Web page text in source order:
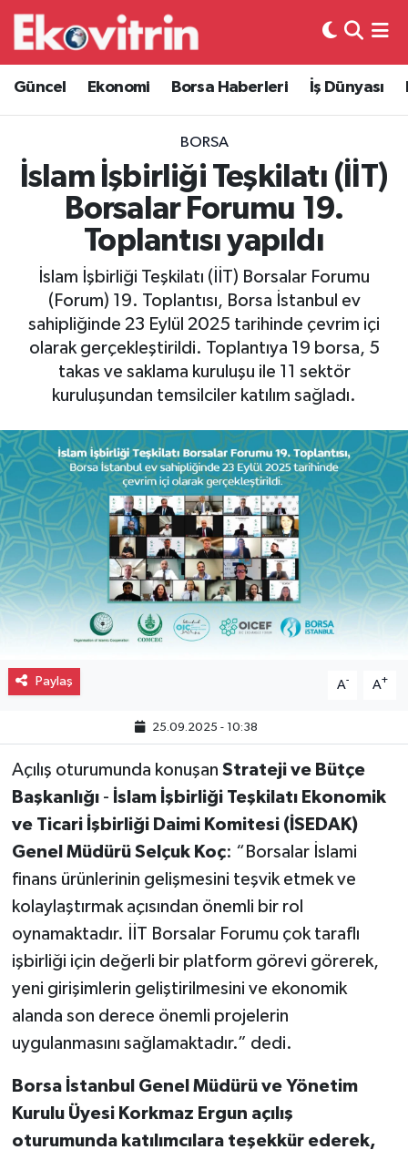
Güncel Ekonomi Borsa Haberleri İş Dünyası
BORSA
İslam İşbirliği Teşkilatı (İİT)
Borsalar Forumu 19.
Toplantısı yapıldı
İslam İşbirliği Teşkilatı (İİT) Borsalar Forumu
(Forum) 19. Toplantısı, Borsa İstanbul ev
sahipliğinde 23 Eylül 2025 tarihinde çevrim içi
olarak gerçekleştirildi. Toplantıya 19 borsa, 5
takas ve saklama kuruluşu ile 11 sektör
kuruluşundan temsilciler katılım sağladı.
Paylaş A- A+
25.09.2025 - 10:38
Açılış oturumunda konuşan Strateji ve Bütçe
Başkanlığı- İslam İşbirliği Teşkilatı Ekonomik
ve Ticari İşbirliği Daimi Komitesi (İSEDAK)
Genel Müdürü Selçuk Koç: “Borsalar İslami
finans ürünlerinin gelişmesini teşvik etmek ve
kolaylaştırmak açısından önemli bir rol
oynamaktadır. İİT Borsalar Forumu çok taraflı
işbirliği için değerli bir platform görevi görerek,
yeni girişimlerin geliştirilmesini ve ekonomik
alanda son derece önemli projelerin
uygulanmasını sağlamaktadır.” dedi.
Borsa İstanbul Genel Müdürü ve Yönetim
Kurulu Üyesi Korkmaz Ergun açılış
oturumunda katılımcılara teşekkür ederek,
Güncel
Ekonomi
Borsa Haberleri
İş Dünyası
Lojistik
Otovitrin
Asayiş
Magazin
Gayrimenkul
Spor
Eğitim
Hava Durumu
Trafik Durumu
Süper Lig Puan Durumu ve Fikstür
Tüm Manşetler
Son Dakika Haberleri
Haber Arşivi